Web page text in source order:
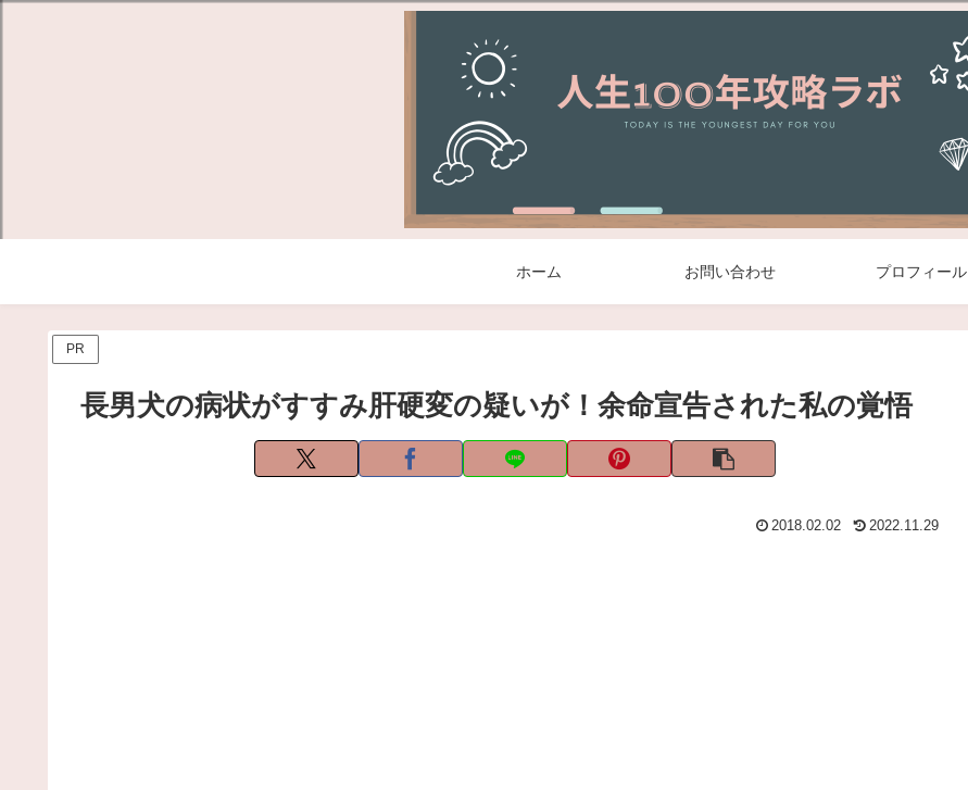
ホーム お問い合わせ プロフィール
PR
長男犬の病状がすすみ肝硬変の疑いが！余命宣告された私の覚悟
2018.02.02 2022.11.29